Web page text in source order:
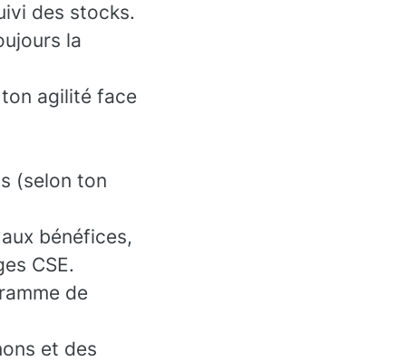
des stocks.
la
agilité face
(selon ton
bénéfices,
CSE.
de
et des